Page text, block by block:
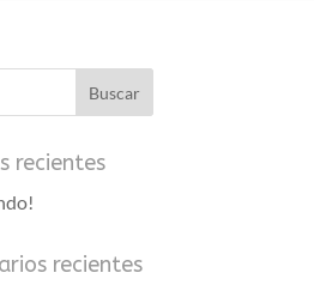
recientes
recientes